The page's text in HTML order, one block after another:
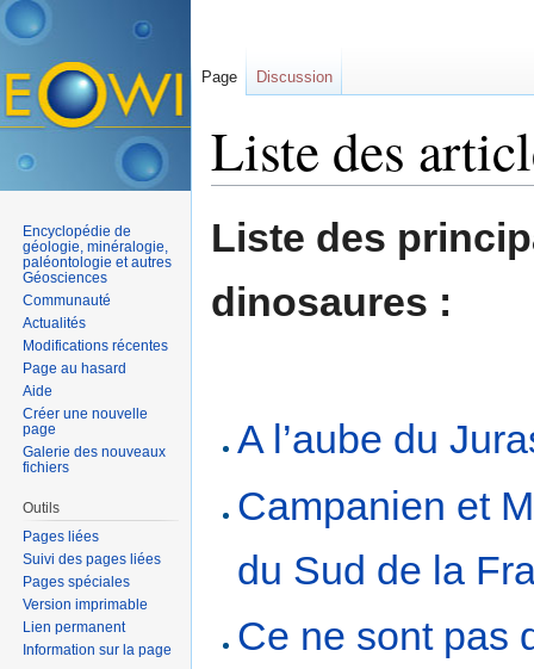
Liste des
Liste des
dinosaures :
A l’aube du
Campanien et
du Sud de la
Ce ne sont pas
Page Discussion
Encyclopédie de
géologie, minéralogie,
paléontologie et autres
Géosciences
Communauté
Actualités
Modifications récentes
Page au hasard
Aide
Créer une nouvelle
page
Galerie des nouveaux
fichiers
Outils
Pages liées
Suivi des pages liées
Pages spéciales
Version imprimable
Lien permanent
Information sur la page